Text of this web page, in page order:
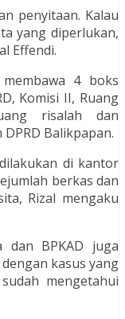
penyitaan. Kalau
yang diperlukan,
Effendi.
4 boks
Komisi II, Ruang
risalah dan
Balikpapan.
di kantor
berkas dan
Rizal mengaku
dan BPKAD juga
kasus yang
mengetahui